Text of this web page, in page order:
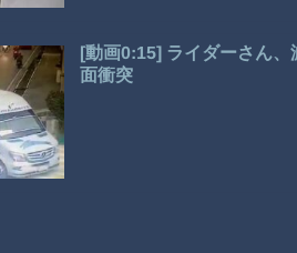
[動画0:15] ライダーさん
面衝突